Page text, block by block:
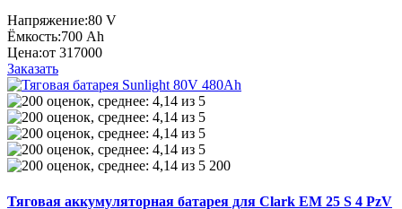
Напряжение:80 V
Ёмкость:700 Ah
Цена:от 317000
Заказать
200
Тяговая аккумуляторная батарея для Clark EM 25 S 4 PzV